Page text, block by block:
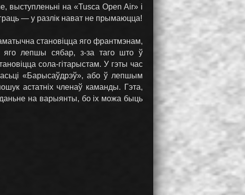
на «Tusca Open Air» і
— у разлік нават не прымаюцца!
становіцца яго франтмэнам,
яго лепшы сябар, з-за таго што ў
сола-гітарыстам. У гэты час
«Барысаўдрэў», або ў лепшым
астатніх членаў каманды. Гэта,
на варыянты, бо іх можа быць